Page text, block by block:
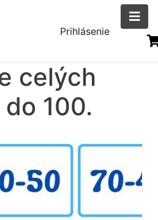
Menu
účtu
Prihlásenie
celých
100.